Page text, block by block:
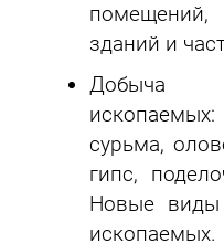
зданий и
Добыча
сурьма,
гипс,
Новые виды